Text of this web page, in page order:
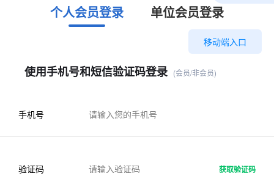
个人会员登录 单位会员登录
移动端入口
使用手机号和短信验证码登录 (会员/非会员)
手机号
验证码 获取验证码